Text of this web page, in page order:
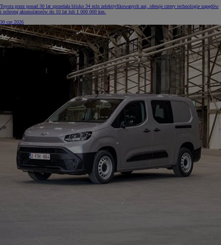
Toyota przez ponad 30 lat sprzedała blisko 34 mln zelektryfikowanych aut, oferuje cztery technologie napędów
i ochronę akumulatorów do 10 lat lub 1 000 000 km.
30 cze 2026